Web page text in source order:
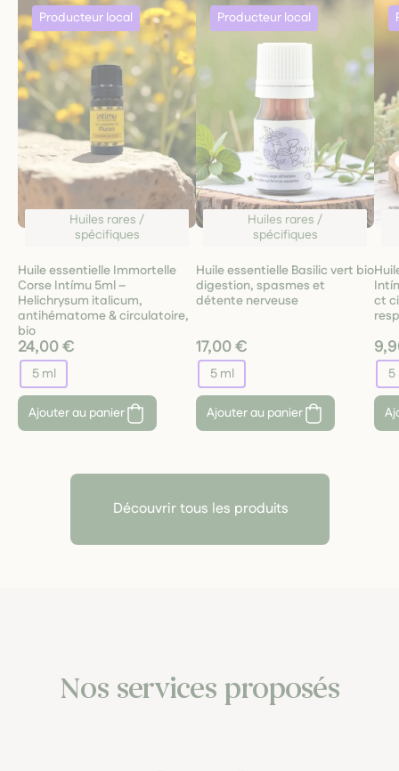
Huiles rares /
spécifiques
Huile essentielle Immortelle
Corse Intímu 5ml –
Helichrysum italicum,
antihématome & circulatoire,
bio
24,00 €
5 ml
Ajouter au panier
Huiles rares /
spécifiques
Huile essentielle Basilic vert bio
digestion, spasmes et
détente nerveuse
17,00 €
5 ml
Ajouter au panier
ct
5
Découvrir tous les produits
Nos services proposés